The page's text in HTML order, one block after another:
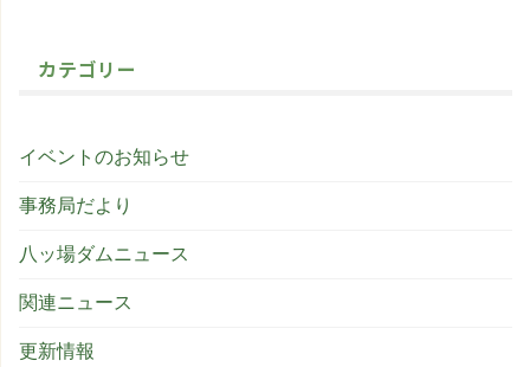
カテゴリー
イベントのお知らせ
事務局だより
八ッ場ダムニュース
関連ニュース
更新情報